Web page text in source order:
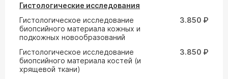
Гистологические исследования
Гистологическое исследование
биопсийного материала кожных и
подкожных новообразований
3.850 ₽
Гистологическое исследование
биопсийного материала костей (и
хрящевой ткани)
3.850 ₽